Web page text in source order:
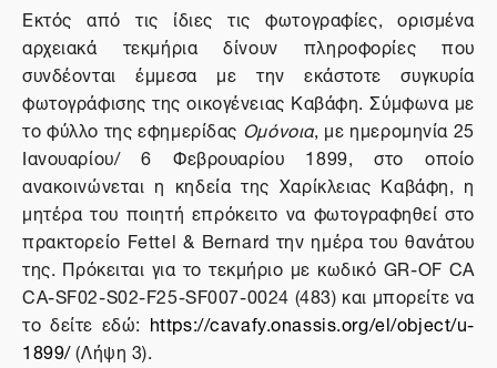
Εκτός από τις ίδιες τις φωτογραφίες, ορισμένα
αρχειακά τεκμήρια δίνουν πληροφορίες που
συνδέονται έμμεσα με την εκάστοτε συγκυρία
φωτογράφισης της οικογένειας Καβάφη. Σύμφωνα με
το φύλλο της εφημερίδας Ομόνοια, με ημερομηνία 25
Ιανουαρίου/ 6 Φεβρουαρίου 1899, στο οποίο
ανακοινώνεται η κηδεία της Χαρίκλειας Καβάφη, η
μητέρα του ποιητή επρόκειτο να φωτογραφηθεί στο
πρακτορείο Fettel & Bernard την ημέρα του θανάτου
της. Πρόκειται για το τεκμήριο με κωδικό GR-OF CA
CA-SF02-S02-F25-SF007-0024 (483) και μπορείτε να
το δείτε εδώ: https://cavafy.onassis.org/el/object/u-
1899/(Λήψη 3).